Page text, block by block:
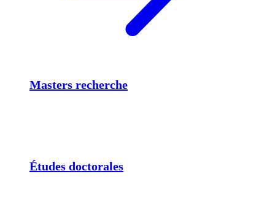
Masters recherche
Études doctorales